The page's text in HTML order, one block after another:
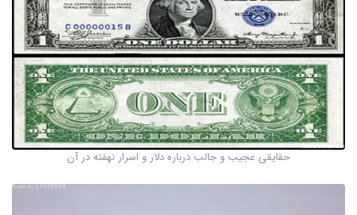
حقایقی عجیب و جالب درباره دلار و اسرار نهفته در آن